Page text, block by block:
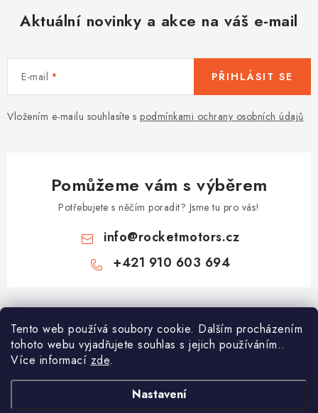
Tento web používá soubory cookie. Dalším procházením
tohoto webu vyjadřujete souhlas s jejich používáním..
Více informací zde.
Nastavení
Aktuální novinky a akce na váš e-mail
E-mail
Vložením e-mailu souhlasíte s podmínkami ochrany osobních údajů
PŘIHLÁSIT SE
Pomůžeme vám s výběrem
Potřebujete s něčím poradit? Jsme tu pro vás!
info@rocketmotors.cz
+421 910 603 694
Z
á
Najdete nás
Informace pro vás